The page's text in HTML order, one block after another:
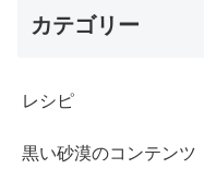
カテゴリー
レシピ
黒い砂漠のコンテンツ